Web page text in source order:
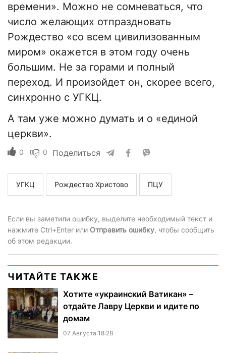
времени». Можно не сомневаться, что
число желающих отпраздновать
Рождество «со всем цивилизованным
миром» окажется в этом году очень
большим. Не за горами и полный
переход. И произойдет он, скорее всего,
синхронно с УГКЦ.
А там уже можно думать и о «единой
церкви».
0 0 Поделиться
УГКЦ Рождество Христово ПЦУ
Если вы заметили ошибку, выделите необходимый текст и
нажмите Ctrl+Enter или Отправить ошибку, чтобы сообщить
об этом редакции.
ЧИТАЙТЕ ТАКЖЕ
Хотите «украинский Ватикан» –
отдайте Лавру Церкви и идите по
домам
07 Августа 18:28